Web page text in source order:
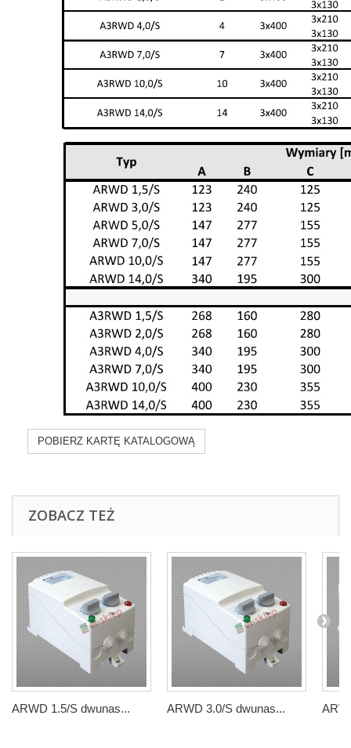
POBIERZ KARTĘ KATALOGOWĄ
ZOBACZ TEŻ
ARWD 1.5/S dwunas... ARWD 3.0/S dwunas...